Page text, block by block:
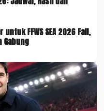
untuk FFWS SEA 2026 Fall,
Gabung